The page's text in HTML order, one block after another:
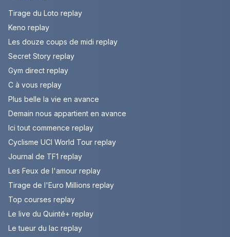
Tirage du Loto replay
Keno replay
Les douze coups de midi replay
Secret Story replay
Gym direct replay
C à vous replay
Plus belle la vie en avance
Demain nous appartient en avance
Ici tout commence replay
Cyclisme UCI World Tour replay
Journal de TF1 replay
Les Feux de l'amour replay
Tirage de l'Euro Millions replay
Top courses replay
Le live du Quinté+ replay
Le tueur du lac replay